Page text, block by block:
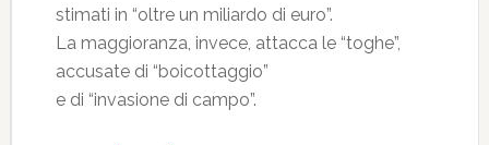
stimati in “oltre un miliardo di euro”.
La maggioranza, invece, attacca le “toghe”,
accusate di “boicottaggio”
e di “invasione di campo”.